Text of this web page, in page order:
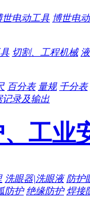
世电动工具 博世电
切割、工程机械
百分表 量规 千分表
记录及输出
工业
洗眼器|洗眼液 防护
防护 绝缘防护 焊接